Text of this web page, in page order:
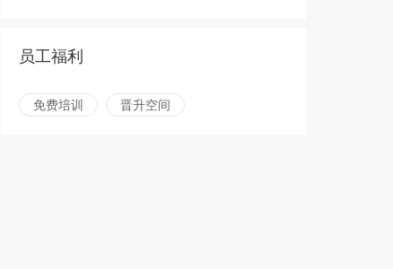
员工福利
免费培训 晋升空间